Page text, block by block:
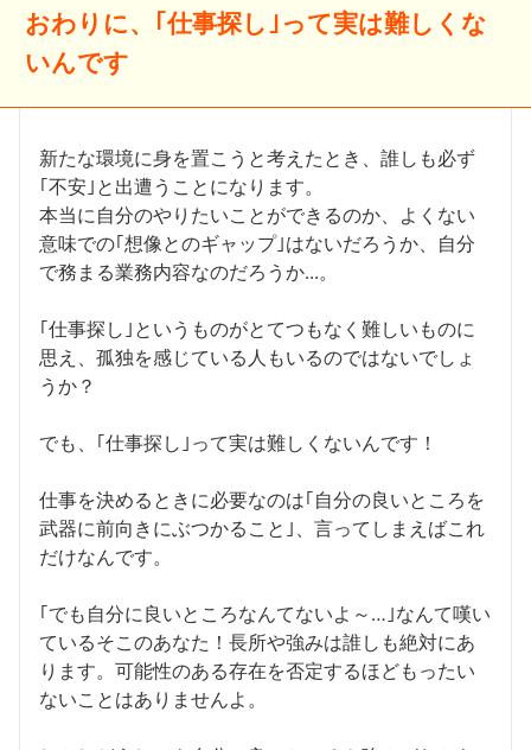
おわりに、｢仕事探し｣って実は難しくな
いんです
新たな環境に身を置こうと考えたとき、誰しも必ず
｢不安｣と出遭うことになります。
本当に自分のやりたいことができるのか、よくない
意味での｢想像とのギャップ｣はないだろうか、自分
で務まる業務内容なのだろうか...。
｢仕事探し｣というものがとてつもなく難しいものに
思え、孤独を感じている人もいるのではないでしょ
うか？
でも、｢仕事探し｣って実は難しくないんです！
仕事を決めるときに必要なのは｢自分の良いところを
武器に前向きにぶつかること｣、言ってしまえばこれ
だけなんです。
｢でも自分に良いところなんてないよ～…｣なんて嘆い
ているそこのあなた！長所や強みは誰しも絶対にあ
ります。可能性のある存在を否定するほどもったい
ないことはありませんよ。